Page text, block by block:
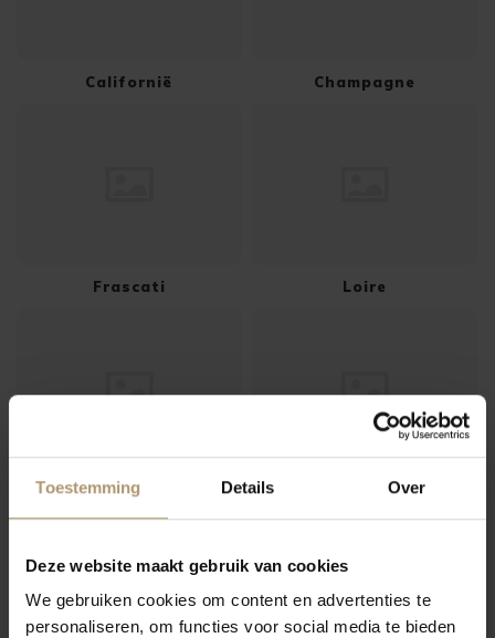
Toestemming Details Over
Deze website maakt gebruik van cookies
We gebruiken cookies om content en advertenties te
personaliseren, om functies voor social media te bieden
Californië Champagne
Frascati Loire
Mendoza Penedès